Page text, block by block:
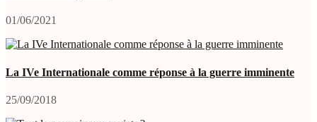
01/06/2021
La IVe Internationale comme réponse à la guerre imminente
25/09/2018